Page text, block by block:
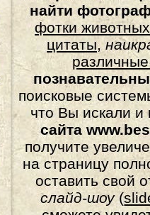
найти
фотки животных
цитаты,
поисковые
что Вы искали и
сайта
получите
на страницу
оставить свой
слайд-шоу(